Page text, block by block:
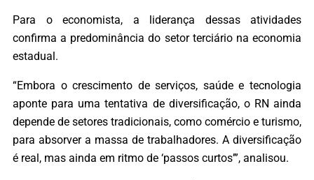
Para o economista, a liderança dessas atividades
confirma a predominância do setor terciário na economia
estadual.
“Embora o crescimento de serviços, saúde e tecnologia
aponte para uma tentativa de diversificação, o RN ainda
depende de setores tradicionais, como comércio e turismo,
para absorver a massa de trabalhadores. A diversificação
é real, mas ainda em ritmo de ‘passos curtos’”, analisou.